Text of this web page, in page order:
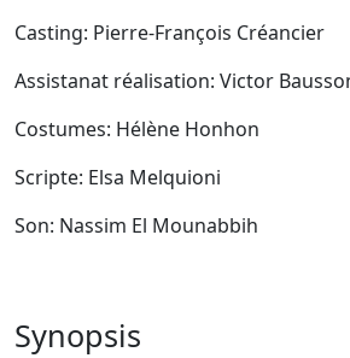
Casting: Pierre-François Créancier
Assistanat réalisation: Victor
Costumes: Hélène Honhon
Scripte: Elsa Melquioni
Son: Nassim El Mounabbih
Synopsis